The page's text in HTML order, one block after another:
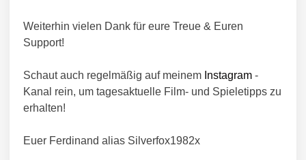
Weiterhin vielen Dank für eure Treue & Euren
Support!
Schaut auch regelmäßig auf meinem Instagram -
Kanal rein, um tagesaktuelle Film- und Spieletipps zu
erhalten!
Euer Ferdinand alias Silverfox1982x